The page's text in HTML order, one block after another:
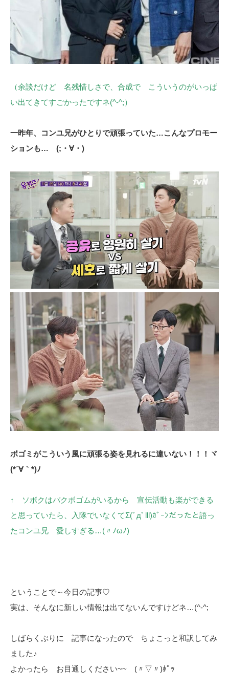
（余談だけど 名残惜しさで、合成で こういうのがいっぱ
い出てきてすごかったですネ(^-^;）
一昨年、コンユ兄がひとりで頑張っていた…こんなプロモー
ションも… (;・∀・)
ボゴミがこういう風に頑張る姿を見れるに違いない！！！ヾ
(*´∀｀*)ﾉ
↑ ソボクはパクボゴムがいるから 宣伝活動も楽ができる
と思っていたら、入隊でいなくてΣ(ﾟдﾟlll)ｶﾞｰﾝだったと語っ
たコンユ兄 愛しすぎる…(〃ﾉωﾉ)
ということで～今日の記事♡
実は、そんなに新しい情報は出てないんですけどネ…(^-^;
しばらくぶりに 記事になったので ちょこっと和訳してみ
ました♪
よかったら お目通しください~~ (〃▽〃)ﾎﾟｯ